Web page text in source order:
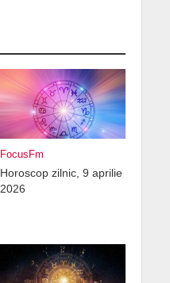
FocusFm
Horoscop zilnic, 9 aprilie
2026